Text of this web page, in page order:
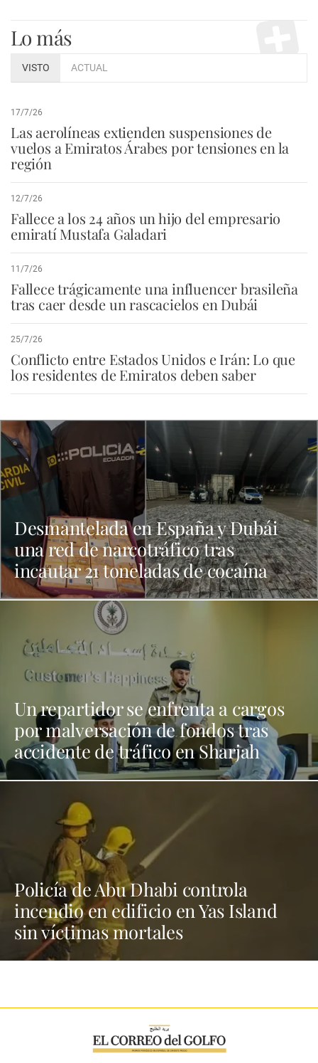
Lo más
VISTO ACTUAL
17/7/26
Las aerolíneas extienden suspensiones de
vuelos a Emiratos Árabes por tensiones en la
región
12/7/26
Fallece a los 24 años un hijo del empresario
emiratí Mustafa Galadari
11/7/26
Fallece trágicamente una influencer brasileña
tras caer desde un rascacielos en Dubái
25/7/26
Conflicto entre Estados Unidos e Irán: Lo que
los residentes de Emiratos deben saber
Desmantelada en España y Dubái
una red de narcotráfico tras
incautar 21 toneladas de cocaína
Un repartidor se enfrenta a cargos
por malversación de fondos tras
accidente de tráfico en Sharjah
Policía de Abu Dhabi controla
incendio en edificio en Yas Island
sin víctimas mortales